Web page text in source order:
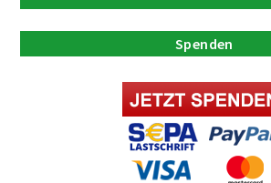
Spenden